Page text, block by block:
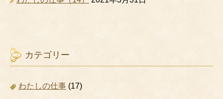
カテゴリー
わたしの仕事 (17)